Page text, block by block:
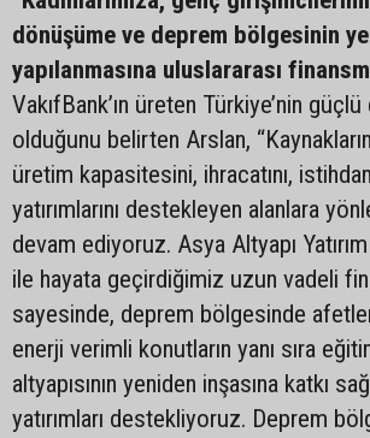
dönüşüme ve deprem bölgesinin
yapılanmasına uluslararası
VakıfBank’ın üreten Türkiye’nin
olduğunu belirten Arslan,
üretim kapasitesini, ihracatını,
yatırımlarını destekleyen alanlara
devam ediyoruz. Asya Altyapı
ile hayata geçirdiğimiz uzun vadeli
sayesinde, deprem bölgesinde
enerji verimli konutların yanı sıra
altyapısının yeniden inşasına katkı
yatırımları destekliyoruz. Deprem